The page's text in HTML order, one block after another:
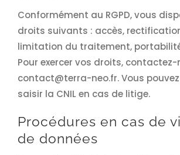
Conformément au RGPD, vous
droits suivants : accès,
limitation du traitement,
Pour exercer vos droits, contactez-
contact@terra-neo.fr. Vous
saisir la CNIL en cas de litige.
Procédures en cas de
de données